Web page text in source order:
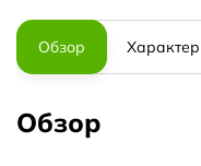
Обзор
Обзор